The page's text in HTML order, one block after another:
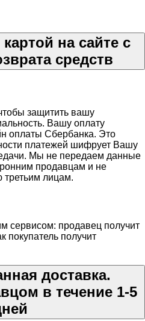
на сайте с
средств
защитить вашу
Вашу оплату
оплаты Сбербанка. Это
платежей шифрует Вашу
Мы не передаем данные
продавцам и не
лицам.
сервисом: продавец получит
покупатель получит
доставка.
в течение 1-5